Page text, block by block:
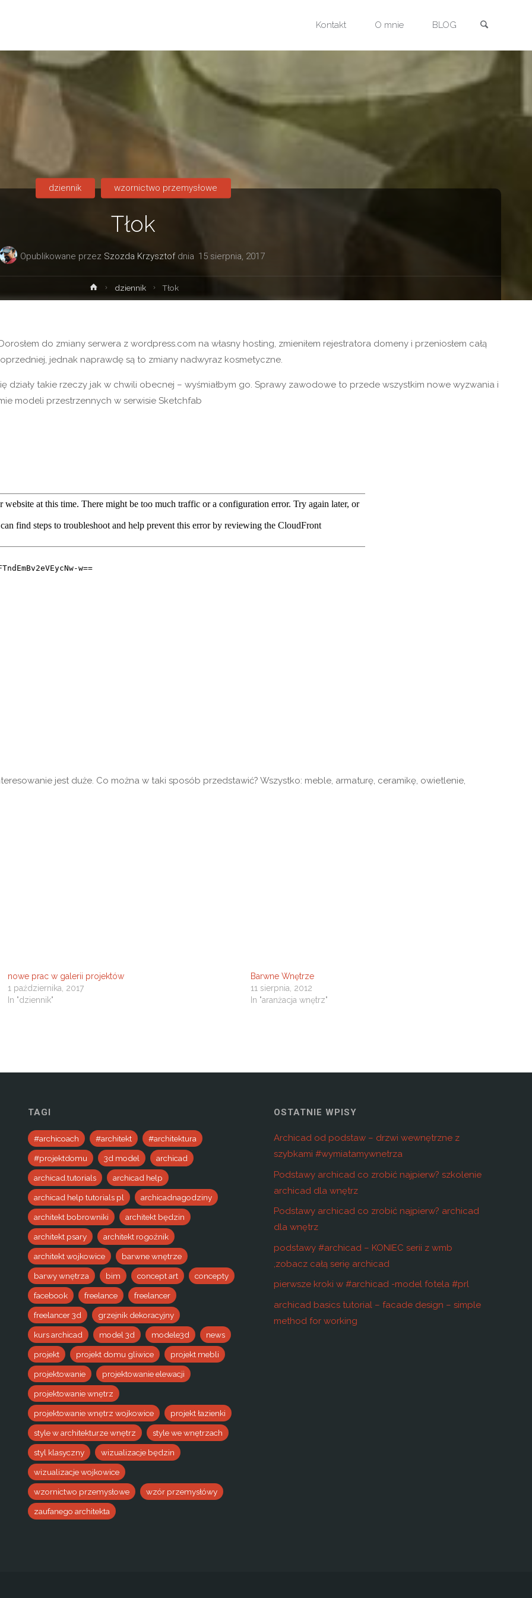
Kontakt O mnie BLOG
Tłok
Opublikowane przez Szozda Krzysztof dnia 15 sierpnia, 2017
dziennik wzornictwo przemysłowe
Strona
główna
dziennik Tłok
do zmiany serwera z wordpress.com na własny hosting, zmieniłem rejestratora domeny i przeniosłem całą
jednak naprawdę są to zmiany nadwyraz kosmetyczne.
działy takie rzeczy jak w chwili obecnej – wyśmiałbym go. Sprawy zawodowe to przede wszystkim nowe wyzwania i
modeli przestrzennych w serwisie Sketchfab
jest duże. Co można w taki sposób przedstawić? Wszystko: meble, armaturę, ceramikę, owietlenie,
nowe prac w galerii projektów
1 października, 2017
In "dziennik"
Barwne Wnętrze
11 sierpnia, 2012
In "aranżacja wnętrz"
TAGI
#archicoach #architekt #architektura
#projektdomu 3d model archicad
archicad.tutorials archicad help
archicad help tutorials pl archicadnagodziny
architekt bobrowniki architekt będzin
architekt psary architekt rogoźnik
architekt wojkowice barwne wnętrze
barwy wnętrza bim concept art concepty
facebook freelance freelancer
freelancer 3d grzejnik dekoracyjny
kurs archicad model 3d modele3d news
projekt projekt domu gliwice projekt mebli
projektowanie projektowanie elewacji
projektowanie wnętrz
projektowanie wnętrz wojkowice projekt łazienki
style w architekturze wnętrz style we wnętrzach
styl klasyczny wizualizacje będzin
wizualizacje wojkowice
wzornictwo przemysłowe wzór przemysłówy
zaufanego architekta
OSTATNIE WPISY
Archicad od podstaw – drzwi wewnętrzne z
szybkami #wymiatamywnetrza
Podstawy archicad co zrobić najpierw? szkolenie
archicad dla wnętrz
Podstawy archicad co zrobić najpierw? archicad
dla wnętrz
podstawy #archicad – KONIEC serii z wmb
,zobacz całą serię archicad
pierwsze kroki w #archicad -model fotela #prl
archicad basics tutorial – facade design – simple
method for working